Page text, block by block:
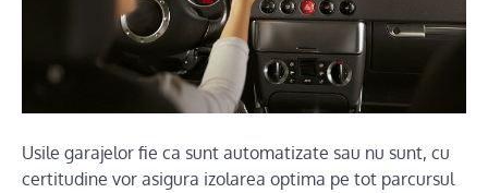
Usile garajelor fie ca sunt automatizate sau nu sunt, cu
certitudine vor asigura izolarea optima pe tot parcursul